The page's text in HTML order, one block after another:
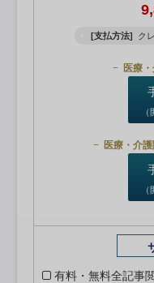
[支払方法] ク
医療
医療・介
有料・無料全記事